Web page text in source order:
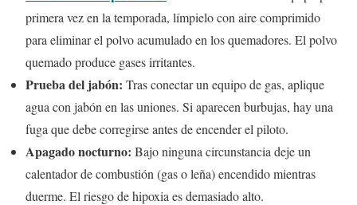
primera vez en la temporada, límpielo con aire comprimido
para eliminar el polvo acumulado en los quemadores. El polvo
quemado produce gases irritantes.
Prueba del jabón: Tras conectar un equipo de gas, aplique
agua con jabón en las uniones. Si aparecen burbujas, hay una
fuga que debe corregirse antes de encender el piloto.
Apagado nocturno: Bajo ninguna circunstancia deje un
calentador de combustión (gas o leña) encendido mientras
duerme. El riesgo de hipoxia es demasiado alto.